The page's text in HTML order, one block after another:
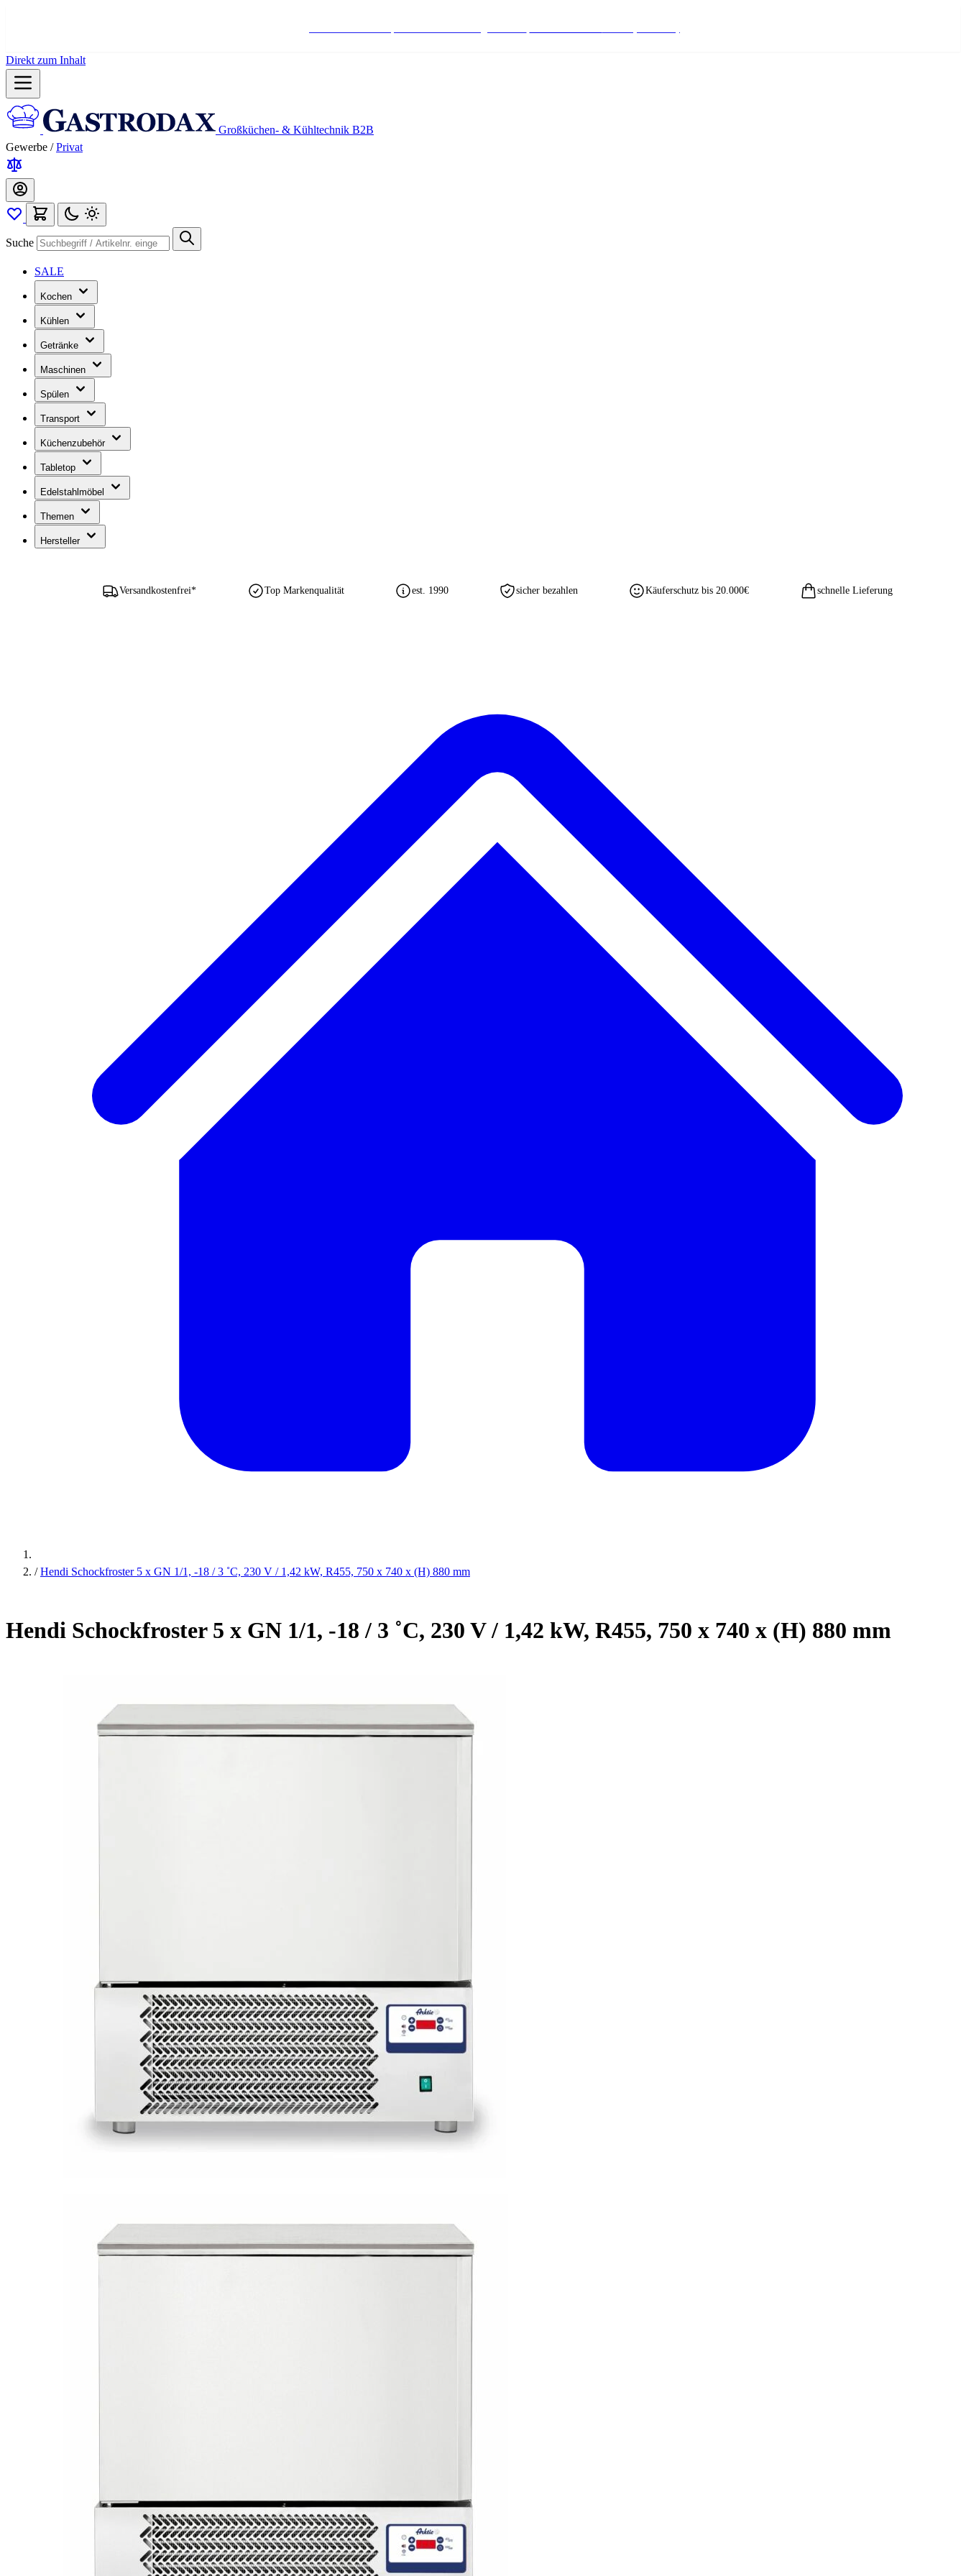
Direkt zum Inhalt
Großküchen- & Kühltechnik B2B
Gewerbe / Privat
Suche
SALE
Kochen
Kühlen
Getränke
Maschinen
Spülen
Transport
Küchenzubehör
Tabletop
Edelstahlmöbel
Themen
Hersteller
Versandkostenfrei* Top Markenqualität est. 1990 sicher bezahlen Käuferschutz bis 20.000€ schnelle Lieferung
/ Hendi Schockfroster 5 x GN 1/1, -18 / 3 ˚C, 230 V / 1,42 kW, R455, 750 x 740 x (H) 880 mm
Hendi Schockfroster 5 x GN 1/1, -18 / 3 ˚C, 230 V / 1,42 kW, R455, 750 x 740 x (H) 880 mm